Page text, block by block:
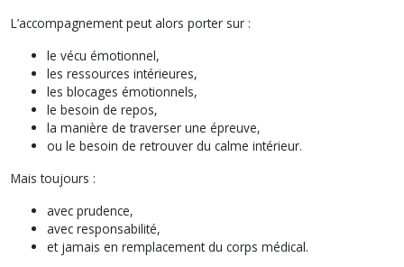
L’accompagnement peut alors porter sur :
le vécu émotionnel,
les ressources intérieures,
les blocages émotionnels,
le besoin de repos,
la manière de traverser une épreuve,
ou le besoin de retrouver du calme intérieur.
Mais toujours :
avec prudence,
avec responsabilité,
et jamais en remplacement du corps médical.